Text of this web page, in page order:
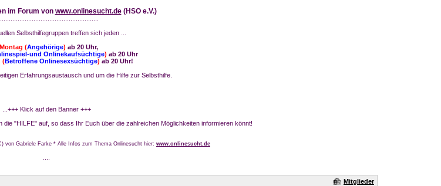
im Forum von www.onlinesucht.de(HSO e.V.)
Selbsthilfegruppen treffen sich jeden ...
Montag (Angehörige) ab 20 Uhr,
und Onlinekaufsüchtige) ab 20 Uhr
(Betroffene Onlinesexsüchtige) ab 20 Uhr!
Erfahrungsaustausch und um die Hilfe zur Selbsthilfe.
...+++ Klick auf den Banner +++
"HILFE" auf, so dass Ihr Euch über die zahlreichen Möglichkeiten informieren könnt!
von Gabriele Farke * Alle Infos zum Thema Onlinesucht hier: www.onlinesucht.de
Mitglieder